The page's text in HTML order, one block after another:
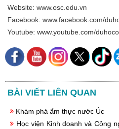
Website: www.osc.edu.vn
Facebook: www.facebook.com/
Youtube: www.youtube.com/
BÀI VIẾT LIÊN QUAN
Khám phá ẩm thực nước Úc
Học viện Kinh doanh và Công